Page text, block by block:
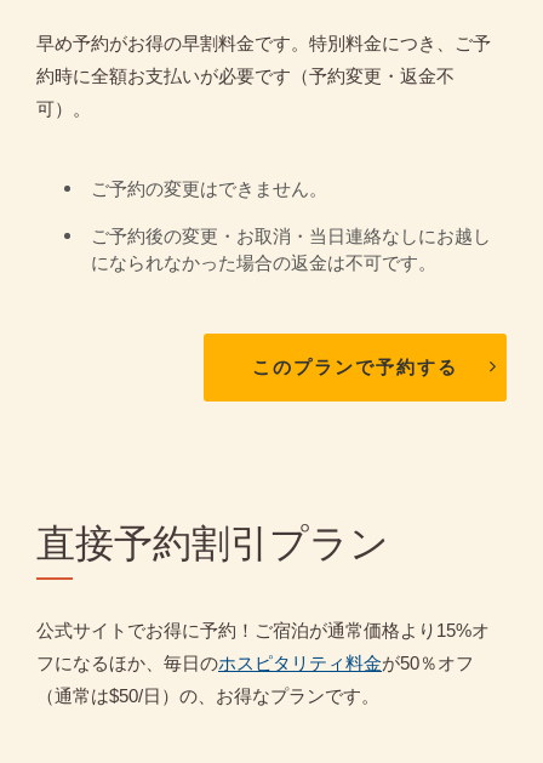
早め予約がお得の早割料金です。特別料金につき、ご予
約時に全額お支払いが必要です（予約変更・返金不
可）。
ご予約の変更はできません。
ご予約後の変更・お取消・当日連絡なしにお越し
になられなかった場合の返金は不可です。
このプランで予約する
直接予約割引プラン
公式サイトでお得に予約！ご宿泊が通常価格より15%オ
フになるほか、毎日のホスピタリティ料金が50％オフ
（通常は$50/日）の、お得なプランです。